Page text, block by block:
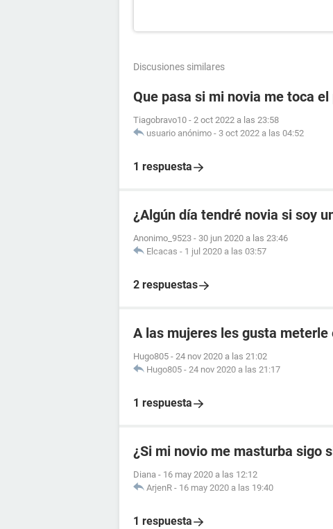
Discusiones similares
Que pasa si mi novia me toca
Tiagobravo10 - 2 oct 2022 a las 23:58
usuario anónimo - 3 oct 2022 a las 04:52
1 respuesta
¿Algún día tendré novia si soy
Anonimo_9523 - 30 jun 2020 a las 23:46
Elcacas - 1 jul 2020 a las 03:57
2 respuestas
A las mujeres les gusta
Hugo805 - 24 nov 2020 a las 21:02
Hugo805 - 24 nov 2020 a las 21:17
1 respuesta
¿Si mi novio me masturba sigo
Diana - 16 may 2020 a las 12:12
ArjenR - 16 may 2020 a las 19:40
1 respuesta